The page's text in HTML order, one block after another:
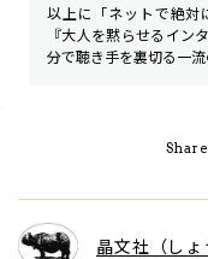
以上に「ネットで絶対
『大人を黙らせるイン
分で聴き手を裏切る一
Share
晶文社（しょ